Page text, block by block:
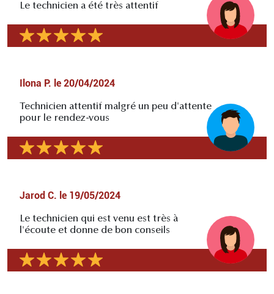
Le technicien a été très attentif
Ilona P. le 20/04/2024
Technicien attentif malgré un peu d'attente
pour le rendez-vous
Jarod C. le 19/05/2024
Le technicien qui est venu est très à
l'écoute et donne de bon conseils